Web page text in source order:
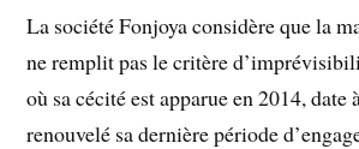
La société Fonjoya considère que la
ne remplit pas le critère
où sa cécité est apparue en 2014, date
renouvelé sa dernière période